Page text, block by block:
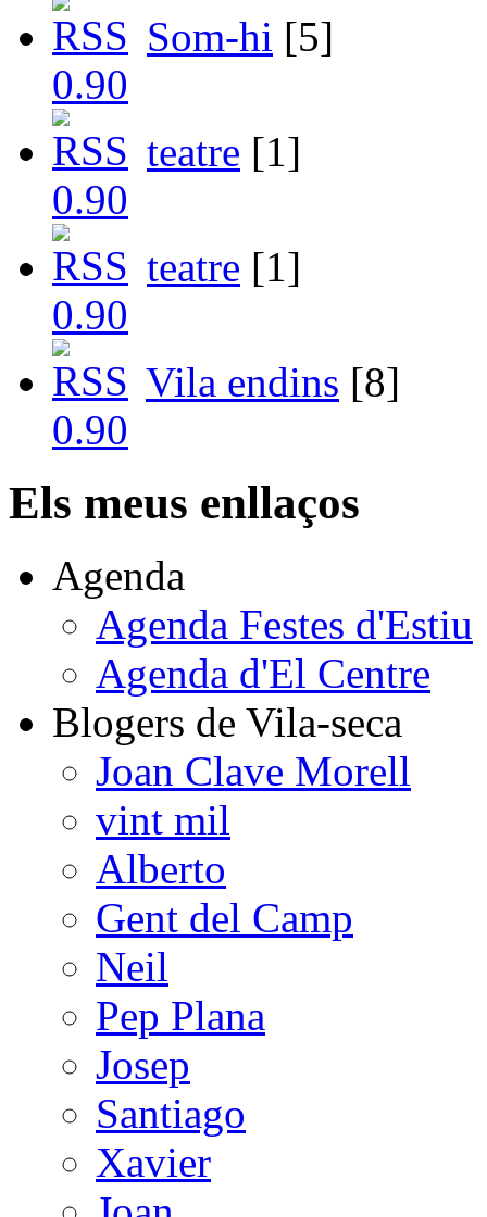
Som-hi [5]
teatre [1]
teatre [1]
Vila endins [8]
Els meus enllaços
Agenda
Agenda Festes d'Estiu
Agenda d'El Centre
Blogers de Vila-seca
Joan Clave Morell
vint mil
Alberto
Gent del Camp
Neil
Pep Plana
Josep
Santiago
Xavier